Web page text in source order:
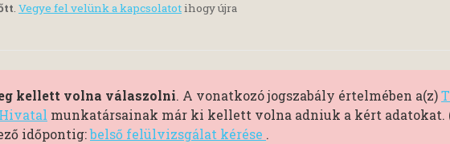
. Vegye fel velünk a kapcsolatotihogy újra
kellett volna válaszolni. A vonatkozó jogszabály értelmében a(z)
munkatársainak már ki kellett volna adniuk a kért adatokat.
időpontig:belső felülvizsgálat kérése .